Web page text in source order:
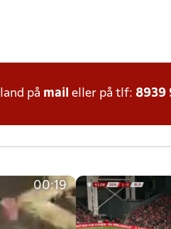
på mail eller på tlf: 8939
00:19